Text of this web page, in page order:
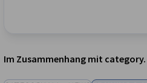
Im Zusammenhang mit category.